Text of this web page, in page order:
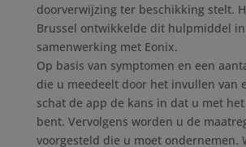
doorverwijzing ter beschikking stelt.
Brussel ontwikkelde dit hulpmiddel in
samenwerking met Eonix.
Op basis van symptomen en een
die u meedeelt door het invullen van
schat de app de kans in dat u met
bent. Vervolgens worden u de
voorgesteld die u moet ondernemen.